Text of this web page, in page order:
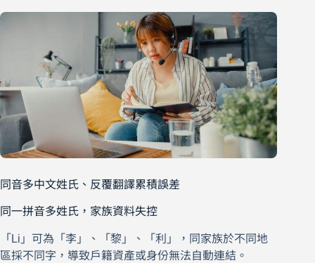
同音多中文姓氏、反覆翻譯累積誤差
同一拼音多姓氏，家族資料失控
「Li」可為「李」、「黎」、「利」，同家族於不同地
區採不同字，導致戶籍資產或身份無法自動連結。